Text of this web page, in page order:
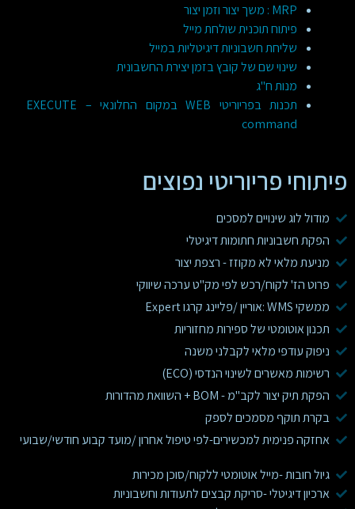
MRP : משך יצור וזמן יצור
פיתוח תוכנית שולחת מייל
שליחת חשבוניות דיגיטליות במייל
שינוי שם של קובץ בזמן יצירת החשבונית
מנות ח"ג
תכנות בפריוריטי WEB במקום החלונאי – EXECUTE
command
פיתוחי פריוריטי נפוצים
מודול לוג שינויים למסכים
הפקת חשבוניות חתומות דיגיטלי
מניעת מלאי לא מקוזז - רצפת יצור
פרוט הז' לקוח/רכש לפי מק"ט ערכה שיווקי
ממשקי WMS :אוריין /פליינג קרגו Expert
תכנון אוטומטי של ספירות מחזוריות
ניפוק עודפי מלאי לקבלני משנה
רשימות מאשרים לשינוי הנדסי (ECO)
הפקת תיק יצור לקב"מ - BOM + השוואת מהדורות
בקרת תוקף מסמכים לספק
אחזקה פנימית למכשירים-לפי טיפול אחרון /מועד קבוע חודשי/שבועי
גיול חובות -מייל אוטומטי ללקוח/סוכן מכירות
ארכיון דיגיטלי -סריקת קבצים לתעודות וחשבוניות